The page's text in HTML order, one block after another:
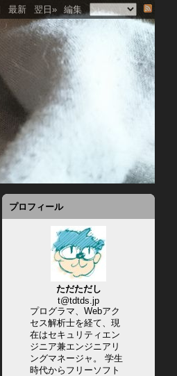
最新 翌日» 編集
プロフィール
ただただし
t@tdtds.jp
プログラマ、Webアク
セス解析士を経て、現
在はセキュリティエン
ジニア兼エンジニアリ
ングマネージャ。 学生
時代からフリーソフト